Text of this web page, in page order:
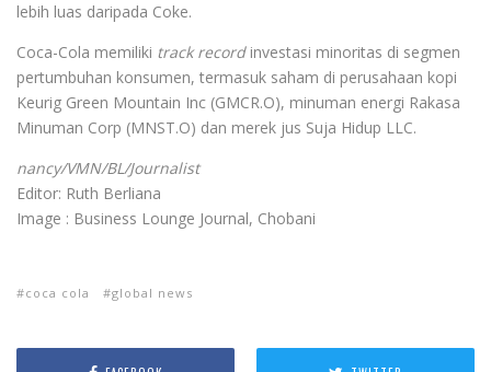
lebih luas daripada Coke.
Coca-Cola memiliki track recordinvestasi minoritas di segmen
pertumbuhan konsumen, termasuk saham di perusahaan kopi
Keurig Green Mountain Inc (GMCR.O), minuman energi Rakasa
Minuman Corp (MNST.O) dan merek jus Suja Hidup LLC.
nancy/VMN/BL/Journalist
Editor: Ruth Berliana
Image : Business Lounge Journal, Chobani
coca cola global news